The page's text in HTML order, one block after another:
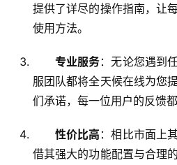
提供了详尽的操作指南，让
使用方法。
专业服务：无论您遇到
服团队都将全天候在线为您
们承诺，每一位用户的反馈
性价比高 ：相比市面上
借其强大的功能配置与合理